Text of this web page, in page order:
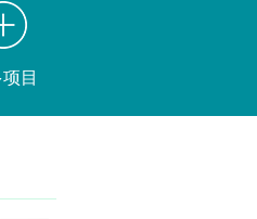
目